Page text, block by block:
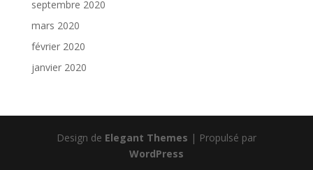
septembre 2020
mars 2020
février 2020
janvier 2020
Design de Elegant Themes | Propulsé par
WordPress